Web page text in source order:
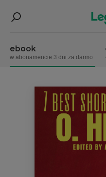
ebook
w abonamencie 3 dni za darmo